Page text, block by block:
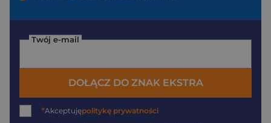
Twój e-mail
DOŁĄCZ DO ZNAK EKSTRA
*Akceptujępolitykę prywatności